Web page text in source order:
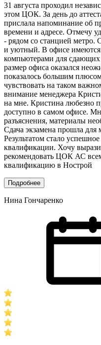
31 августа проходил
этом ЦОК. За день до
прислала напоминание об
времени и адресе. Отмечу
- рядом со станцией
и уютный. В офисе имеются
компьютерами для
размер офиса оказался
показалось большим
чувствовать на таком
внимание менеджера
на мне. Кристина любезно
доступно в самом офисе.
разъяснения, материалы
Сдача экзамена прошла
Результатом стало
квалификации. Хочу
рекомендовать ЦОК АС
квалификацию в Нострой
Подробнее
Нина Гончаренко